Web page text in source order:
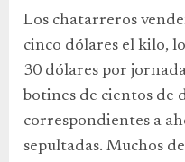
Los chatarreros
cinco dólares el kilo,
30 dólares por
botines de cientos de
correspondientes a
sepultadas. Muchos